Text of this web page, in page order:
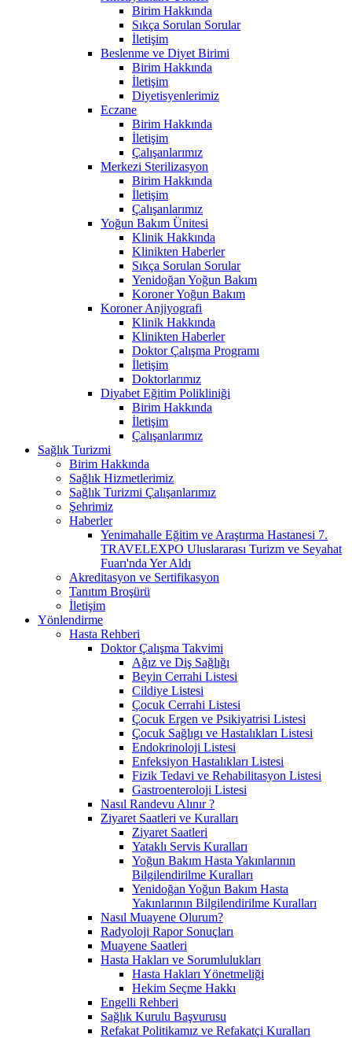
Birim Hakkında
Sıkça Sorulan Sorular
İletişim
Beslenme ve Diyet Birimi
Birim Hakkında
İletişim
Diyetisyenlerimiz
Eczane
Birim Hakkında
İletişim
Çalışanlarımız
Merkezi Sterilizasyon
Birim Hakkında
İletişim
Çalışanlarımız
Yoğun Bakım Ünitesi
Klinik Hakkında
Klinikten Haberler
Sıkça Sorulan Sorular
Yenidoğan Yoğun Bakım
Koroner Yoğun Bakım
Koroner Anjiyografi
Klinik Hakkında
Klinikten Haberler
Doktor Çalışma Programı
İletişim
Doktorlarımız
Diyabet Eğitim Polikliniği
Birim Hakkında
İletişim
Çalışanlarımız
Sağlık Turizmi
Birim Hakkında
Sağlık Hizmetlerimiz
Sağlık Turizmi Çalışanlarımız
Şehrimiz
Haberler
Yenimahalle Eğitim ve Araştırma Hastanesi 7.
TRAVELEXPO Uluslararası Turizm ve Seyahat
Fuarı'nda Yer Aldı
Akreditasyon ve Sertifikasyon
Tanıtım Broşürü
İletişim
Yönlendirme
Hasta Rehberi
Doktor Çalışma Takvimi
Ağız ve Diş Sağlığı
Beyin Cerrahi Listesi
Cildiye Listesi
Çocuk Cerrahi Listesi
Çocuk Ergen ve Psikiyatrisi Listesi
Çocuk Sağlıgı ve Hastalıkları Listesi
Endokrinoloji Listesi
Enfeksiyon Hastalıkları Listesi
Fizik Tedavi ve Rehabilitasyon Listesi
Gastroenteroloji Listesi
Nasıl Randevu Alınır ?
Ziyaret Saatleri ve Kuralları
Ziyaret Saatleri
Yataklı Servis Kuralları
Yoğun Bakım Hasta Yakınlarının
Bilgilendirilme Kuralları
Yenidoğan Yoğun Bakım Hasta
Yakınlarının Bilgilendirilme Kuralları
Nasıl Muayene Olurum?
Radyoloji Rapor Sonuçları
Muayene Saatleri
Hasta Hakları ve Sorumlulukları
Hasta Hakları Yönetmeliği
Hekim Seçme Hakkı
Engelli Rehberi
Sağlık Kurulu Başvurusu
Refakat Politikamız ve Refakatçi Kuralları